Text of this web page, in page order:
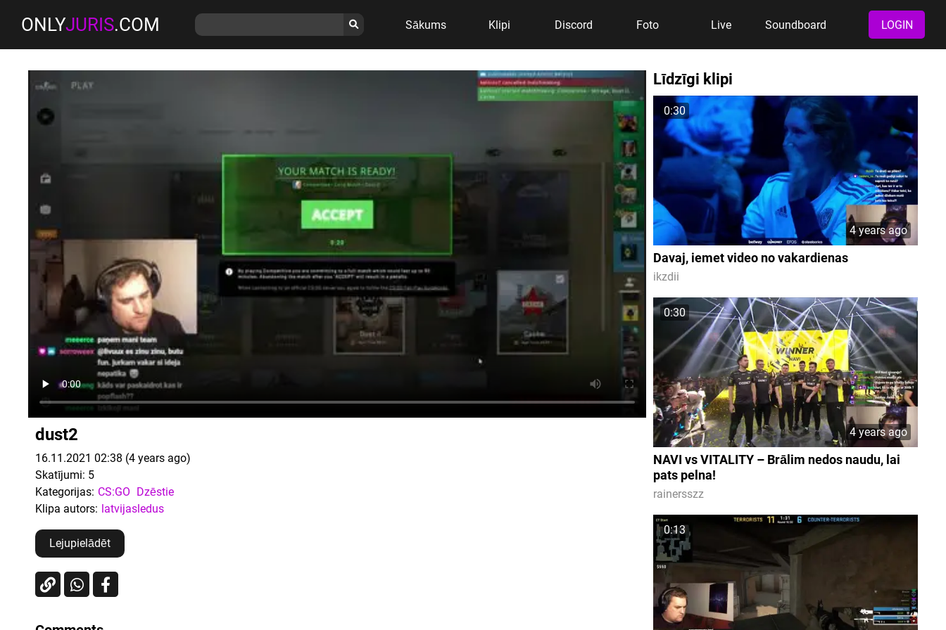
ONLYJURIS.COM Sākums Klipi Discord Foto Live Soundboard LOGIN
dust2
16.11.2021 02:38 (4 years ago)
Skatījumi: 5
Kategorijas: CS:GO Dzēstie
Klipa autors: latvijasledus
Lejupielādēt
Līdzīgi klipi
0:30
4 years ago
Davaj, iemet video no vakardienas
ikzdii
0:30
4 years ago
NAVI vs VITALITY – Brālim nedos naudu, lai
pats pelna!
rainersszz
0:13